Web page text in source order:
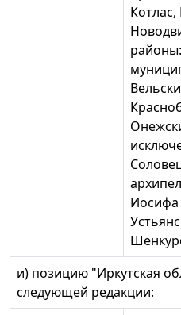
Иосифа
и) позицию "Иркутская
следующей редакции: